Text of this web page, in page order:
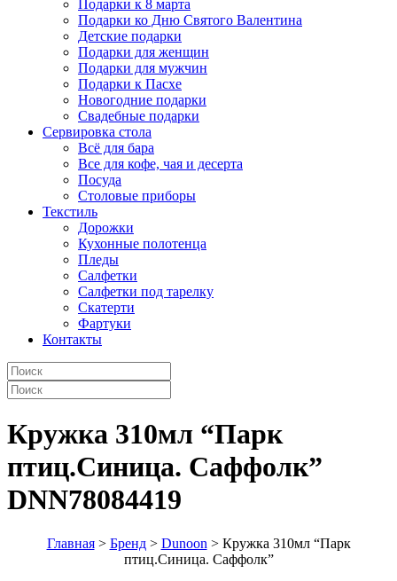
Подарки к 8 марта
Подарки ко Дню Святого Валентина
Детские подарки
Подарки для женщин
Подарки для мужчин
Подарки к Пасхе
Новогодние подарки
Свадебные подарки
Сервировка стола
Всё для бара
Все для кофе, чая и десерта
Посуда
Столовые приборы
Текстиль
Дорожки
Кухонные полотенца
Пледы
Салфетки
Салфетки под тарелку
Скатерти
Фартуки
Контакты
Кружка 310мл “Парк
птиц.Синица. Саффолк”
DNN78084419
Главная> Бренд> Dunoon > Кружка 310мл “Парк
птиц.Синица. Саффолк”